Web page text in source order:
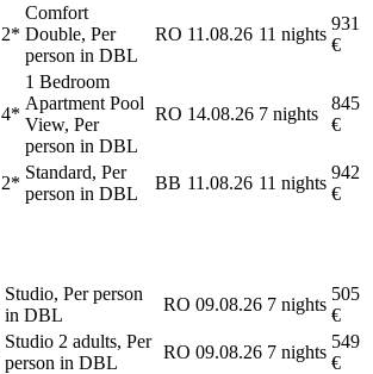
2*
Comfort
Double, Per
person in DBL
RO 11.08.26 11 nights
931
€
4*
1 Bedroom
Apartment Pool
View, Per
person in DBL
RO 14.08.26 7 nights
845
€
2*
Standard, Per
person in DBL
BB 11.08.26 11 nights
942
€
Studio, Per person
in DBL
RO 09.08.26 7 nights
505
€
Studio 2 adults, Per
person in DBL
RO 09.08.26 7 nights
549
€